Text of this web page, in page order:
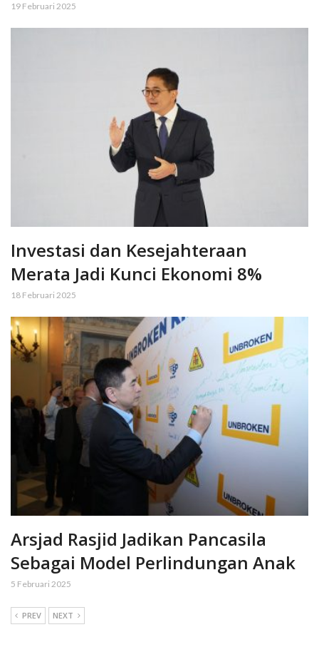
19 Februari 2025
Investasi dan Kesejahteraan
Merata Jadi Kunci Ekonomi 8%
18 Februari 2025
Arsjad Rasjid Jadikan Pancasila
Sebagai Model Perlindungan Anak
5 Februari 2025
PREV NEXT